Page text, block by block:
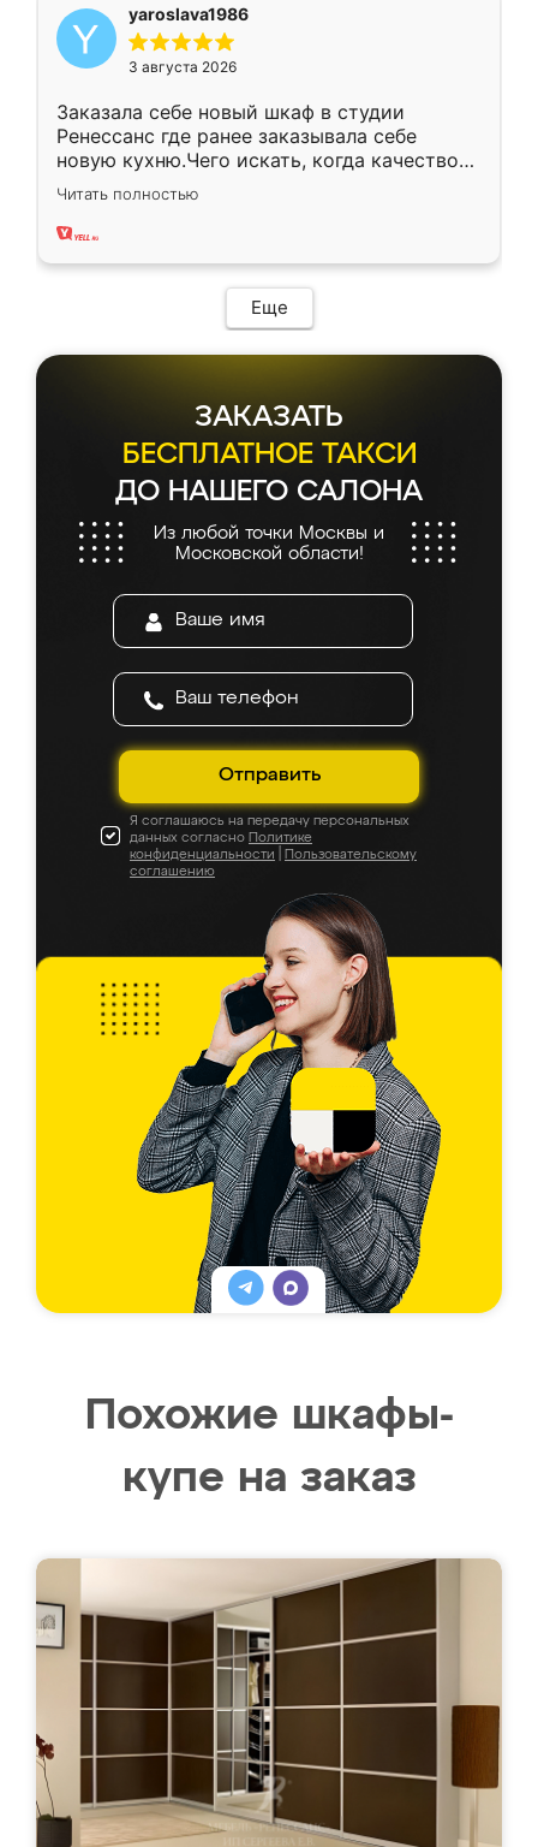
yaroslava1986
3 августа 2026
Заказала себе новый шкаф в студии
Ренессанс где ранее заказывала себе
новую кухню.Чего искать, когда качеством
вполне довольна. Служит кухня уже почти
два года, нареканий нет.
Читать полностью
Еще
ЗАКАЗАТЬ
БЕСПЛАТНОЕ ТАКСИ
ДО НАШЕГО САЛОНА
Из любой точки Москвы и
Московской области!
Отправить
Я соглашаюсь на передачу персональных
данных согласно Политике
конфиденциальности
Пользовательскому
соглашению
Похожие шкафы-
купе на заказ